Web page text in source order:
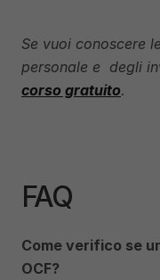
Se vuoi conoscere
corso gratuito.
FAQ
Come verifico se
OCF?